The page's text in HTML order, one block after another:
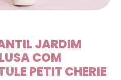
JARDIM
COM
PETIT CHERIE